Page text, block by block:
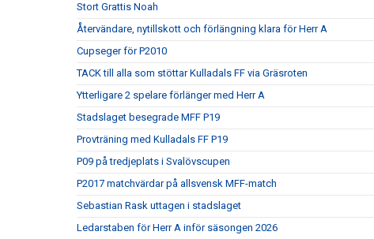
Stort Grattis Noah
Återvändare, nytillskott och förlängning klara för Herr A
Cupseger för P2010
TACK till alla som stöttar Kulladals FF via Gräsroten
Ytterligare 2 spelare förlänger med Herr A
Stadslaget besegrade MFF P19
Provträning med Kulladals FF P19
P09 på tredjeplats i Svalövscupen
P2017 matchvärdar på allsvensk MFF-match
Sebastian Rask uttagen i stadslaget
Ledarstaben för Herr A inför säsongen 2026